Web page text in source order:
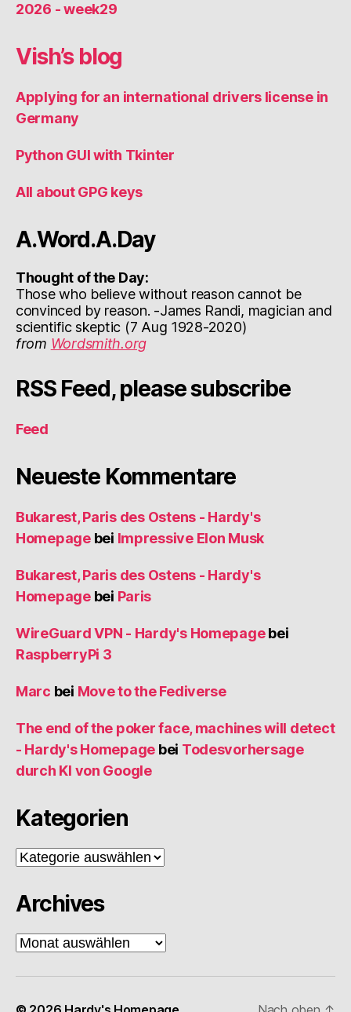
2026 - week29
Vish’s blog
Applying for an international drivers license in
Germany
Python GUI with Tkinter
All about GPG keys
A.Word.A.Day
Thought of the Day:
Those who believe without reason cannot be
convinced by reason. -James Randi, magician and
scientific skeptic (7 Aug 1928-2020)
from Wordsmith.org
RSS Feed, please subscribe
Feed
Neueste Kommentare
Bukarest, Paris des Ostens - Hardy's
Homepagebei Impressive Elon Musk
Bukarest, Paris des Ostens - Hardy's
Homepagebei Paris
WireGuard VPN - Hardy's Homepagebei
RaspberryPi 3
Marc bei Move to the Fediverse
The end of the poker face, machines will detect
- Hardy's Homepage bei Todesvorhersage
durch KI von Google
Kategorien
Kategorien
Archives
Archives